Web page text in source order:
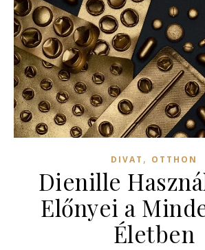
DIVAT , OTTHON
Dienille
Előnyei a
Életben